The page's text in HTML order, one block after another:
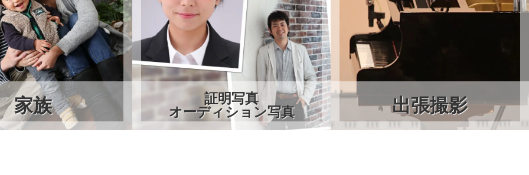
家族
証明写真
オーディション写真
出張撮影